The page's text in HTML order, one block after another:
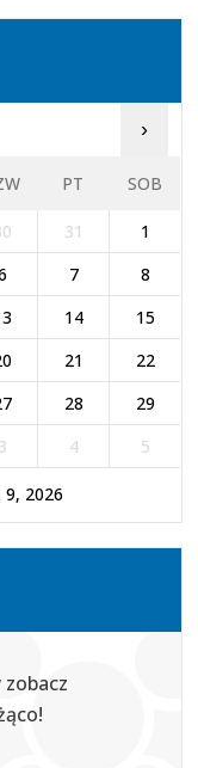
›
PT SOB
31
1
7
8
14
15
21
22
28
29
3 4 5
9, 2026